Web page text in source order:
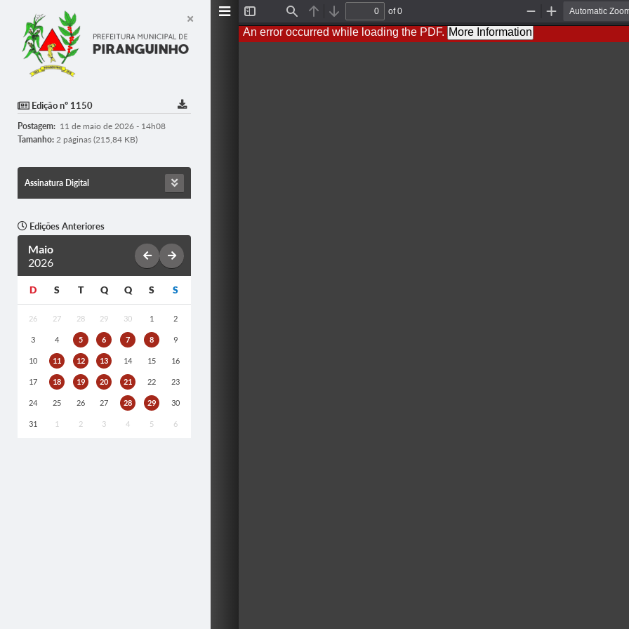
Edição nº 1150
Postagem: 11 de maio de 2026 - 14h08
Tamanho: 2 páginas (215,84 KB)
Assinatura Digital
Edições Anteriores
Maio
2026
D S T Q Q S S
26 27 28 29 30 1 2
3 4 5 6 7 8 9
10 11 12 13 14 15 16
17 18 19 20 21 22 23
24 25 26 27 28 29 30
31 1 2 3 4 5 6
Sidebar
Find Previous
Next
of 0
Out
An error occurred while loading the PDF. More Information